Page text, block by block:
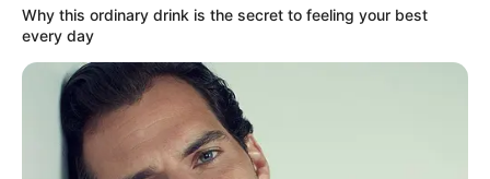
Why this ordinary drink is the secret to feeling your best
every day